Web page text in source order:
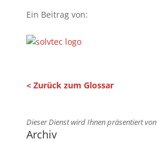
Ein Beitrag von:
< Zurück zum Glossar
Dieser Dienst wird Ihnen präsentiert von
Archiv